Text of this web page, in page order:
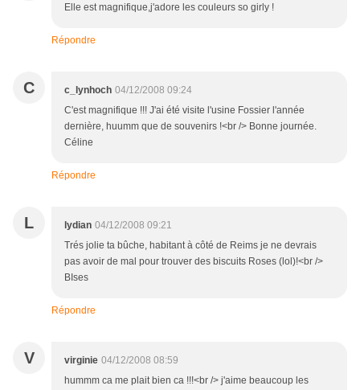
Elle est magnifique,j'adore les couleurs so girly !
Répondre
C c_lynhoch 04/12/2008 09:24
C'est magnifique !!! J'ai été visite l'usine Fossier l'année
dernière, huumm que de souvenirs !<br /> Bonne journée.
Céline
Répondre
L lydian 04/12/2008 09:21
Trés jolie ta bûche, habitant à côté de Reims je ne devrais
pas avoir de mal pour trouver des biscuits Roses (lol)!<br />
BIses
Répondre
V virginie 04/12/2008 08:59
hummm ca me plait bien ca !!!<br /> j'aime beaucoup les